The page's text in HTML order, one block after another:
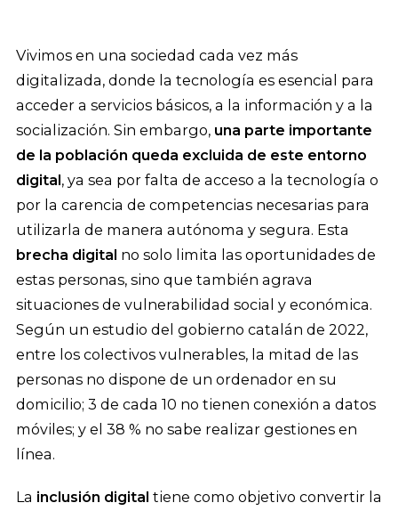
Vivimos en una sociedad cada vez más
digitalizada, donde la tecnología es esencial para
acceder a servicios básicos, a la información y a la
socialización. Sin embargo, una parte importante
de la población queda excluida de este entorno
digital, ya sea por falta de acceso a la tecnología o
por la carencia de competencias necesarias para
utilizarla de manera autónoma y segura. Esta
brecha digital no solo limita las oportunidades de
estas personas, sino que también agrava
situaciones de vulnerabilidad social y económica.
Según un estudio del gobierno catalán de 2022,
entre los colectivos vulnerables, la mitad de las
personas no dispone de un ordenador en su
domicilio; 3 de cada 10 no tienen conexión a datos
móviles; y el 38 % no sabe realizar gestiones en
línea.
La inclusión digital tiene como objetivo convertir la